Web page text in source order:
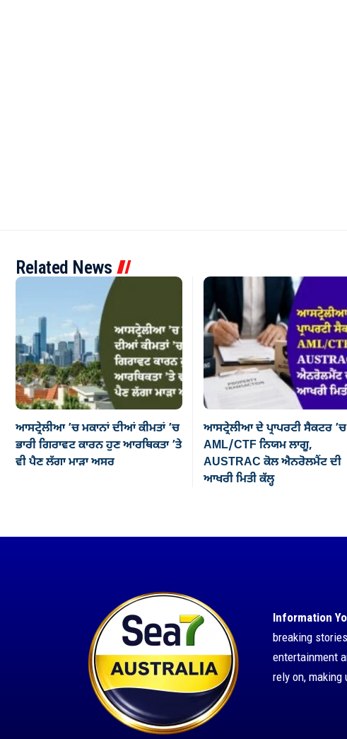
Related News
ਆਸਟ੍ਰੇਲੀਆ ’ਚ ਮਕਾਨਾਂ ਦੀਆਂ ਕੀਮਤਾਂ ’ਚ
ਭਾਰੀ ਗਿਰਾਵਟ ਕਾਰਨ ਹੁਣ ਆਰਥਿਕਤਾ ’ਤੇ
ਵੀ ਪੈਣ ਲੱਗਾ ਮਾੜਾ ਅਸਰ
ਆਸਟ੍ਰੇਲੀਆ ਦੇ ਪ੍ਰਾਪਰਟੀ ਸੈਕਟਰ
AML/CTF ਨਿਯਮ ਲਾਗੂ,
AUSTRAC ਕੋਲ ਐਨਰੋਲਮੈਂਟ ਦੀ
ਆਖਰੀ ਮਿਤੀ ਕੱਲ੍ਹ
Information
breaking
entertainment
rely on,